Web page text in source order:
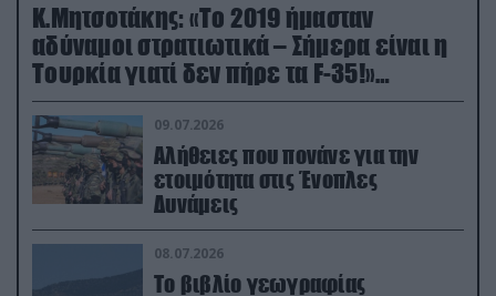
Κ.Μητσοτάκης: «Το 2019 ήμασταν
αδύναμοι στρατιωτικά – Σήμερα είναι η
Τουρκία γιατί δεν πήρε τα F-35!»
(βίντεο)
09.07.2026
Αλήθειες που πονάνε για την
ετοιμότητα στις Ένοπλες
Δυνάμεις
08.07.2026
Το βιβλίο γεωγραφίας